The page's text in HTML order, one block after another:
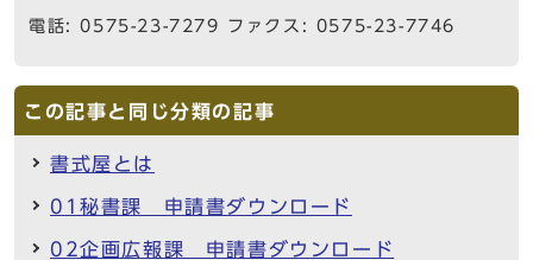
電話: 0575-23-7279 ファクス: 0575-23-7746
この記事と同じ分類の記事
書式屋とは
01秘書課 申請書ダウンロード
02企画広報課 申請書ダウンロード